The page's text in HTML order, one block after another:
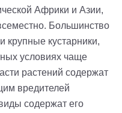
Африки и Азии,
Большинство
крупные кустарники,
условиях чаще
растений содержат
вредителей
содержат его